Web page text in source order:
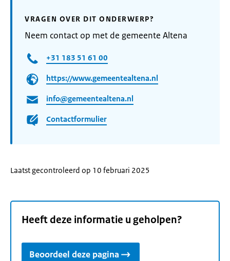
VRAGEN OVER DIT ONDERWERP?
Neem contact op met de gemeente Altena
+31 183 51 61 00
https://www.gemeentealtena.nl
info@gemeentealtena.nl
Contactformulier
Laatst gecontroleerd op 10 februari 2025
Heeft deze informatie u geholpen?
Beoordeel deze pagina